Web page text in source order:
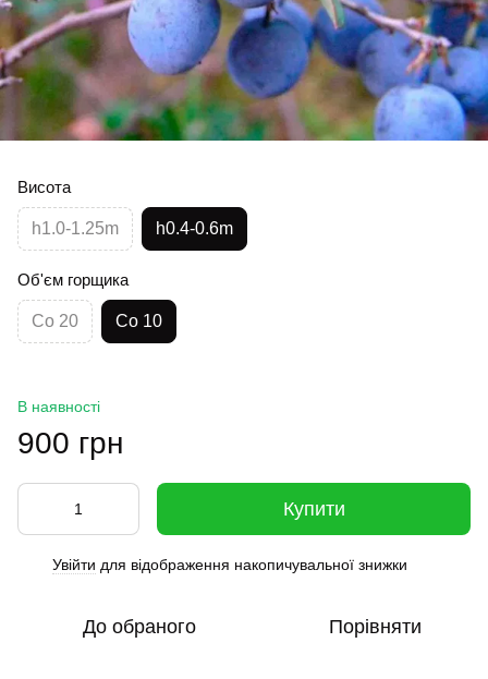
Висота
h1.0-1.25m h0.4-0.6m
Об'єм горщика
Co 20 Co 10
В наявності
900 грн
Купити
Увійти для відображення накопичувальної знижки
До обраного Порівняти